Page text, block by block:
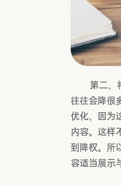
第二，将
往往会降很
优化，因为
内容。这样
到降权。所
容适当展示